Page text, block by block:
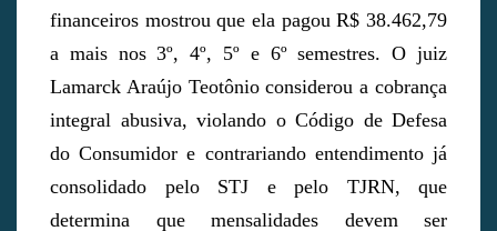
financeiros mostrou que ela pagou R$ 38.462,79
a mais nos 3º, 4º, 5º e 6º semestres. O juiz
Lamarck Araújo Teotônio considerou a cobrança
integral abusiva, violando o Código de Defesa
do Consumidor e contrariando entendimento já
consolidado pelo STJ e pelo TJRN, que
determina que mensalidades devem ser